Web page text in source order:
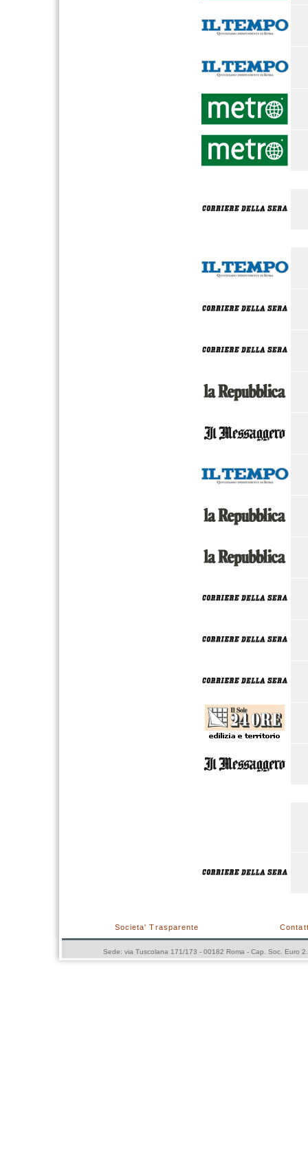
Societa' Trasparente
Sede: via Tuscolana 171/173 - 00182 Roma - Cap. Soc. Euro